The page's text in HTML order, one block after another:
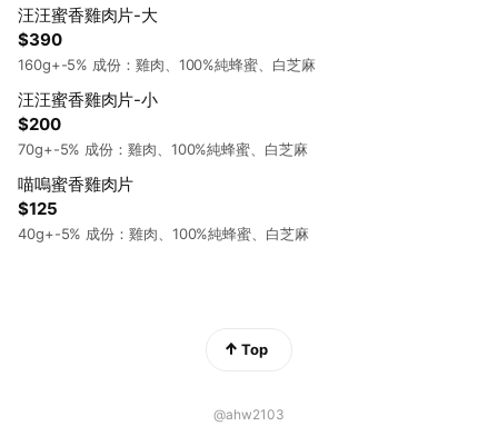
$390
汪汪蜜香雞肉片-大
160g+-5% 成份：雞肉、100%純蜂蜜、白芝麻
$200
汪汪蜜香雞肉片-小
70g+-5% 成份：雞肉、100%純蜂蜜、白芝麻
$125
喵嗚蜜香雞肉片
40g+-5% 成份：雞肉、100%純蜂蜜、白芝麻
Top
@ahw2103